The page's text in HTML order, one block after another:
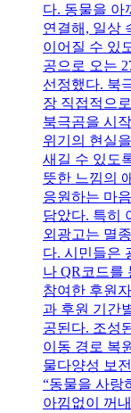
다. 동물을 아
연결해, 일상
이어질 수 있
공으로 오는
선정했다. 북
장 직접적으
북극곰을 시
위기의 현실
새길 수 있도
뜻한 느낌의
응원하는 마
담았다. 특히
외광고는 멸
다. 시민들은
나 QR코드를
참여한 후원
과 후원 기간
공된다. 조성
이동 경로 복
물다양성 보
“동물을 사랑
아낌없이 꺼